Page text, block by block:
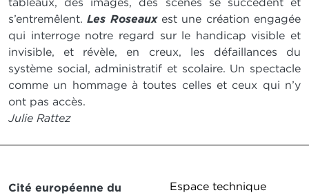
s’entremêlent.Les Roseaux est une création engagée
qui interroge notre regard sur le handicap visible et
invisible, et révèle, en creux, les défaillances du
système social, administratif et scolaire. Un spectacle
comme un hommage à toutes celles et ceux qui n’y
ont pas accès.
Julie Rattez
Cité européenne du
Pied de page
Espace technique